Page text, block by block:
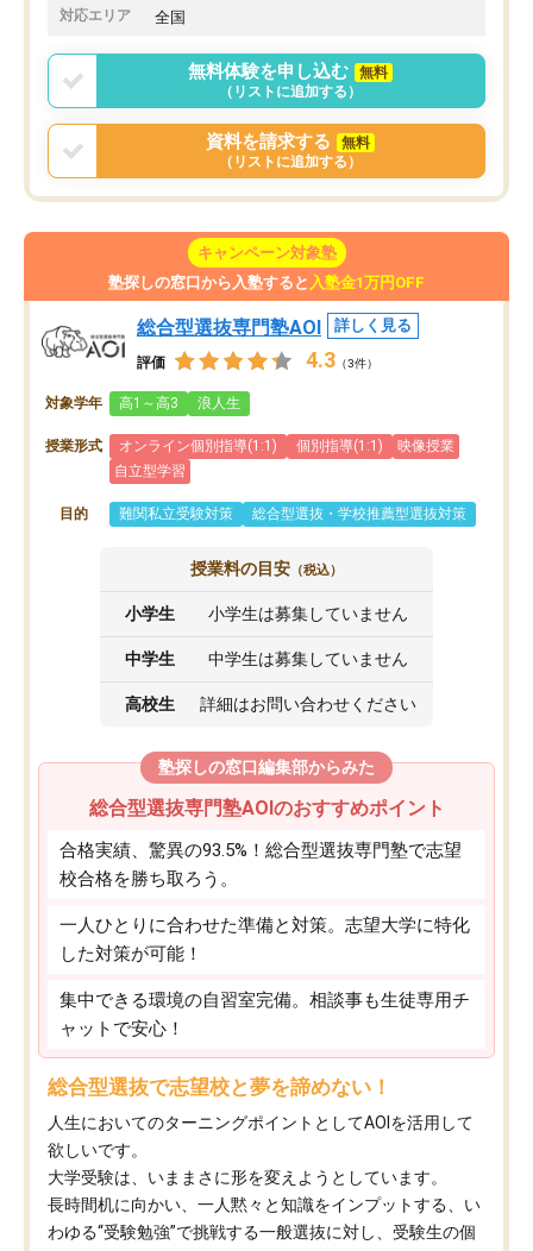
対応エリア 全国
無料体験を申し込む
無料
（リストに追加する）
資料を請求する
無料
（リストに追加する）
キャンペーン対象塾
塾探しの窓口から入塾すると 入塾金1万円OFF
総合型選抜専門塾AOI 詳しく見る
評価 4.3 （3件）
対象学年 高1～高3 浪人生
授業形式 オンライン個別指導(1:1) 個別指導(1:1)
映像授業
自立型学習
目的 難関私立受験対策 総合型選抜・学校推薦型選抜対策
授業料の目安 （税込）
小学生 小学生は募集していません
中学生 中学生は募集していません
高校生 詳細はお問い合わせください
塾探しの窓口編集部からみた
総合型選抜専門塾AOIのおすすめポイント
合格実績、驚異の93.5%！総合型選抜専門塾で志望
校合格を勝ち取ろう。
一人ひとりに合わせた準備と対策。志望大学に特化
した対策が可能！
集中できる環境の自習室完備。相談事も生徒専用チ
ャットで安心！
総合型選抜で志望校と夢を諦めない！
人生においてのターニングポイントとしてAOIを活用して
欲しいです。
大学受験は、いままさに形を変えようとしています。
長時間机に向かい、一人黙々と知識をインプットする、い
わゆる“受験勉強”で挑戦する一般選抜に対し、受験生の個